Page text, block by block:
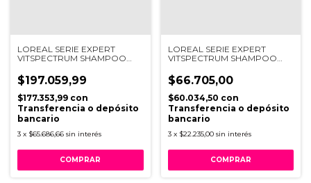
LOREAL SERIE EXPERT
VITSPECTRUM SHAMPOO
$197.059,99
$177.353,99 con
Transferencia o depósito
bancario
3 x $65.686,66 sin interés
LOREAL SERIE EXPERT
VITSPECTRUM SHAMPOO
$66.705,00
$60.034,50 con
Transferencia o depósito
bancario
3 x $22.235,00 sin interés